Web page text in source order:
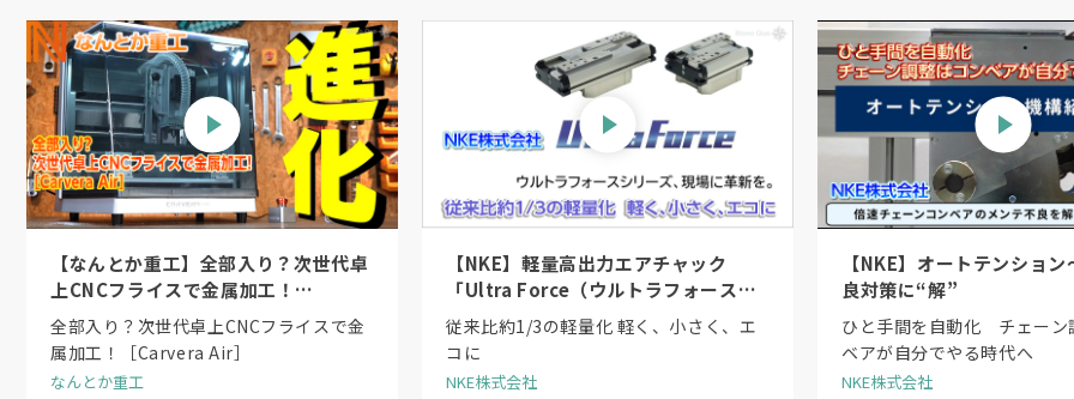
【なんとか重工】全部入り？次世代卓
上CNCフライスで金属加工！
［Carvera Air］
全部入り？次世代卓上CNCフライスで金
属加工！［Carvera Air］
なんとか重工
【NKE】軽量高出力エアチャック
「Ultra Force（ウルトラフォース）
シリーズ」〜日本初のシーケンスシリ
ンダ機構
従来比約1/3の軽量化 軽く、小さく、エ
コに
NKE株式会社
【NKE】オートテンショ
良対策に“解”
ひと手間を自動化 チェーン
ベアが自分でやる時代へ
NKE株式会社